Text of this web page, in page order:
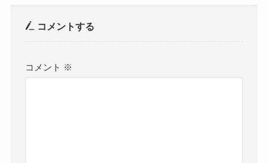
コメントする
コメント ※